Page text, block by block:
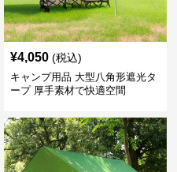
¥4,050 (税込)
キャンプ用品 大型八角形遮光タ
ープ 厚手素材で快適空間